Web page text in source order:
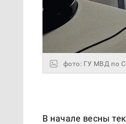
фото: ГУ МВД по
В начале весны